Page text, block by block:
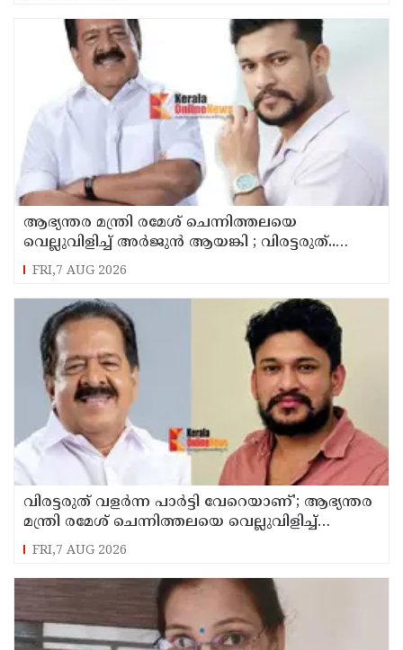
ആഭ്യന്തര മന്ത്രി രമേശ് ചെന്നിത്തലയെ
വെല്ലുവിളിച്ച് അ‍ർജുൻ ആയങ്കി ; വിരട്ടരുത്..
വളർന്ന പാർട്ടി വേറെയാണ് !
FRI,7 AUG 2026
വിരട്ടരുത് വളര്‍ന്ന പാര്‍ട്ടി വേറെയാണ്'; ആഭ്യന്തര
മന്ത്രി രമേശ് ചെന്നിത്തലയെ വെല്ലുവിളിച്ച്
അര്‍ജുന്‍ ആയങ്കി
FRI,7 AUG 2026